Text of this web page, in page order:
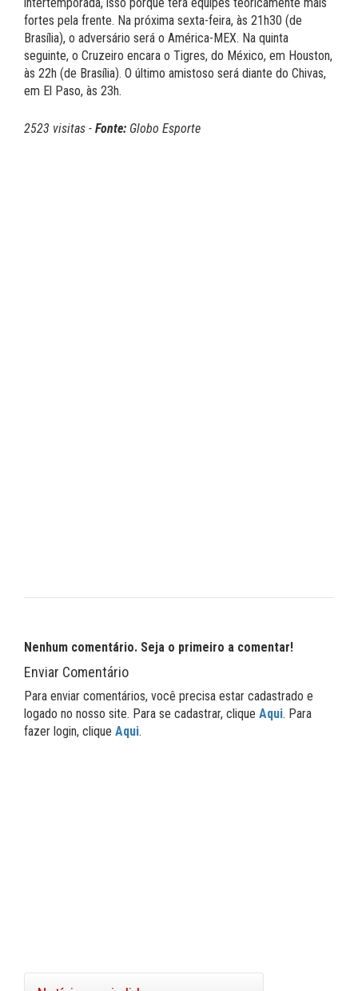
fortes pela frente. Na próxima sexta-feira, às 21h30 (de
Brasília), o adversário será o América-MEX. Na quinta
seguinte, o Cruzeiro encara o Tigres, do México, em Houston,
às 22h (de Brasília). O último amistoso será diante do Chivas,
em El Paso, às 23h.
2523 visitas - Fonte: Globo Esporte
Nenhum comentário. Seja o primeiro a comentar!
Enviar Comentário
Para enviar comentários, você precisa estar cadastrado e
logado no nosso site. Para se cadastrar, clique Aqui. Para
fazer login, clique Aqui.